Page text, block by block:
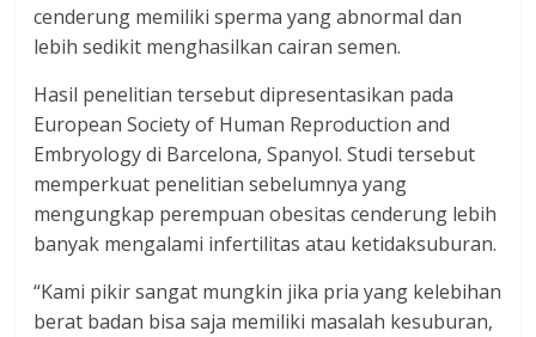
cenderung memiliki sperma yang abnormal dan
lebih sedikit menghasilkan cairan semen.
Hasil penelitian tersebut dipresentasikan pada
European Society of Human Reproduction and
Embryology di Barcelona, Spanyol. Studi tersebut
memperkuat penelitian sebelumnya yang
mengungkap perempuan obesitas cenderung lebih
banyak mengalami infertilitas atau ketidaksuburan.
“Kami pikir sangat mungkin jika pria yang kelebihan
berat badan bisa saja memiliki masalah kesuburan,